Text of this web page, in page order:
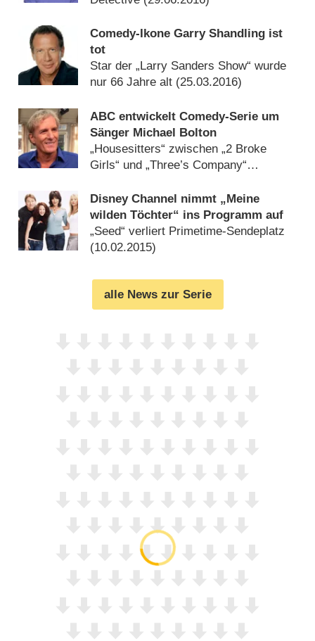
Comedy-Ikone Garry Shandling ist
tot
Star der „Larry Sanders Show“ wurde
nur 66 Jahre alt (25.03.2016)
ABC entwickelt Comedy-Serie um
Sänger Michael Bolton
„Housesitters“ zwischen „2 Broke
Girls“ und „Three’s Company“
Disney Channel nimmt „Meine
wilden Töchter“ ins Programm auf
„Seed“ verliert Primetime-Sendeplatz
(10.02.2015)
alle News zur Serie